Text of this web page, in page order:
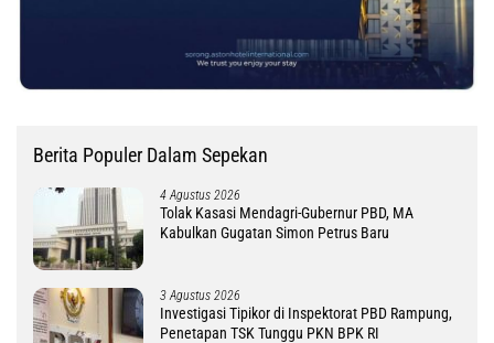
Berita Populer Dalam Sepekan
4 Agustus 2026
Tolak Kasasi Mendagri-Gubernur PBD, MA
Kabulkan Gugatan Simon Petrus Baru
3 Agustus 2026
Investigasi Tipikor di Inspektorat PBD Rampung,
Penetapan TSK Tunggu PKN BPK RI